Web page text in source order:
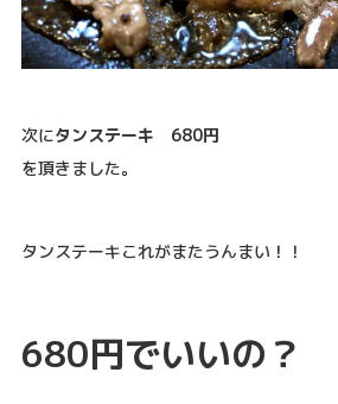
次にタンステーキ 680円
を頂きました。
タンステーキこれがまたうんまい！！
680円でいいの？